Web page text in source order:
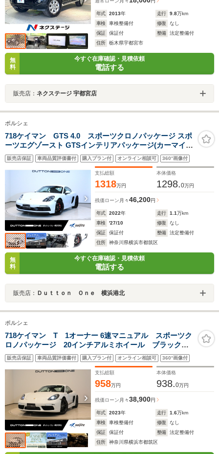
年式 2013年 走行 9.8万km
車検
車検整備付 修復
なし
保証
保証付 整備
法定整備付
住所
栃木県宇都宮市
無
料
今すぐ在庫確認・見積依頼
電話する
販売店： ネクステージ 宇都宮店
ポルシェ
718ケイマン GTS 4.0 スポーツクロノパッケージ スポ
ーツエグゾースト GTSインテリアパッケージ(カーマイン
レッド) PDLSプラス オートエアコン シートヒーター 電
動格納ミラー パワステプラス LEDヘッドライト バックカ
販売店保証 車両品質評価書付 購入プラン付 オンライン相談可 360°画像付
支払総額
1318万円
本体価格
1298.0万円
残価ローン 月々46,200円
年式 2022年 走行 1.1万km
車検
'27/10 修復
なし
保証
保証付 整備
法定整備付
住所
神奈川県横浜市都筑区
無
料
今すぐ在庫確認・見積依頼
電話する
販売店： Ｄｕｔｔｏｎ Ｏｎｅ 横浜港北
ポルシェ
718ケイマン T 1オーナー 6速マニュアル スポーツク
ロノパッケージ 20インチアルミホイール ブラックイ
ンテリアカラー 電動格納サイドミラー サイドデカール バ
ックカメラ ETC車載器 純正ナビゲーション LEDテール
販売店保証 車両品質評価書付 購入プラン付 オンライン相談可 360°画像付
支払総額
958万円
本体価格
938.0万円
残価ローン 月々38,900円
年式 2023年 走行 1.6万km
車検
車検整備付 修復
なし
保証
保証付 整備
法定整備付
住所
神奈川県横浜市都筑区